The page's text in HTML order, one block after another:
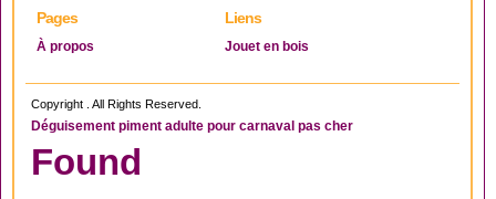
Pages
À propos
Liens
Jouet en bois
Copyright . All Rights Reserved.
Déguisement piment adulte pour carnaval pas cher
Found